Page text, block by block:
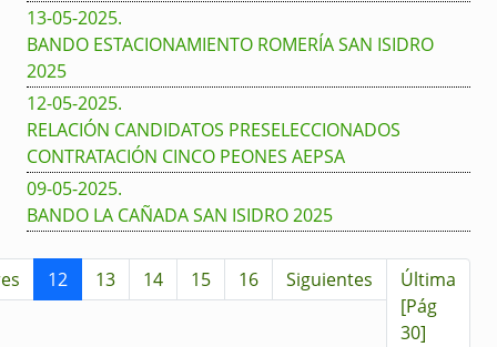
13-05-2025.
BANDO ESTACIONAMIENTO ROMERÍA SAN ISIDRO
2025
12-05-2025.
RELACIÓN CANDIDATOS PRESELECCIONADOS
CONTRATACIÓN CINCO PEONES AEPSA
09-05-2025.
BANDO LA CAÑADA SAN ISIDRO 2025
12 13 14 15 16 Siguientes
Última
[Pág
30]